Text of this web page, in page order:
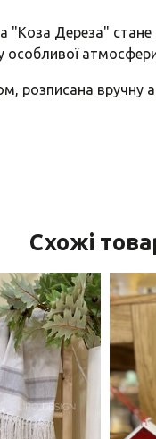
"Коза Дереза"
розписана
Схожі